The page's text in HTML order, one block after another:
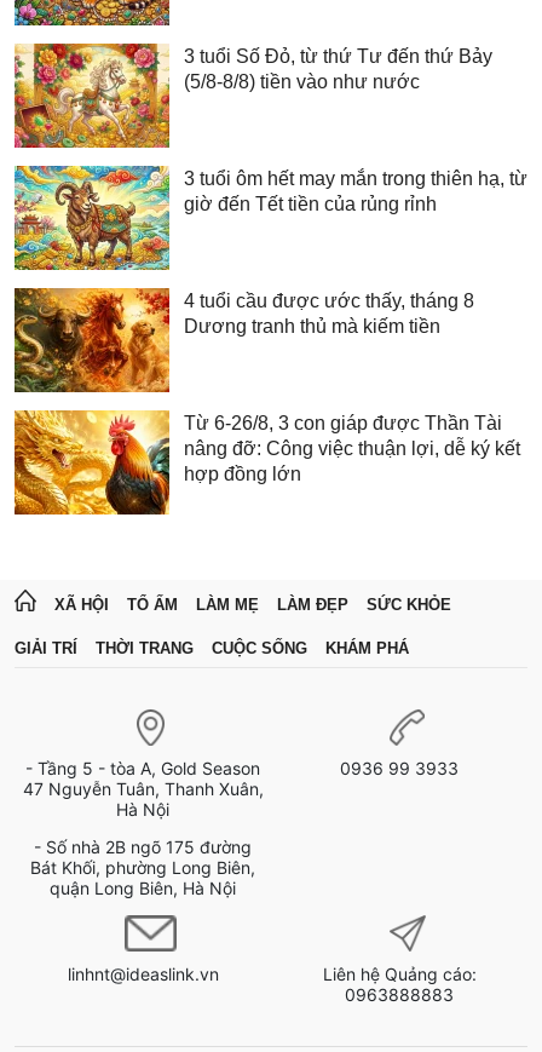
3 tuổi Số Đỏ, từ thứ Tư đến thứ Bảy
(5/8-8/8) tiền vào như nước
3 tuổi ôm hết may mắn trong thiên hạ, từ
giờ đến Tết tiền của rủng rỉnh
4 tuổi cầu được ước thấy, tháng 8
Dương tranh thủ mà kiếm tiền
Từ 6-26/8, 3 con giáp được Thần Tài
nâng đỡ: Công việc thuận lợi, dễ ký kết
hợp đồng lớn
XÃ HỘI TỔ ẤM LÀM MẸ LÀM ĐẸP SỨC KHỎE
GIẢI TRÍ THỜI TRANG CUỘC SỐNG KHÁM PHÁ
- Tầng 5 - tòa A, Gold Season
47 Nguyễn Tuân, Thanh Xuân,
Hà Nội
- Số nhà 2B ngõ 175 đường
Bát Khối, phường Long Biên,
quận Long Biên, Hà Nội
0936 99 3933
linhnt@ideaslink.vn
Liên hệ Quảng cáo:
0963888883